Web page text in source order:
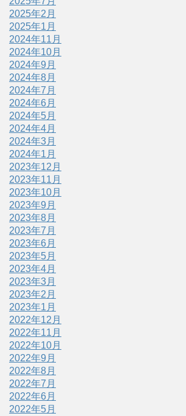
2025年2月
2025年1月
2024年11月
2024年10月
2024年9月
2024年8月
2024年7月
2024年6月
2024年5月
2024年4月
2024年3月
2024年1月
2023年12月
2023年11月
2023年10月
2023年9月
2023年8月
2023年7月
2023年6月
2023年5月
2023年4月
2023年3月
2023年2月
2023年1月
2022年12月
2022年11月
2022年10月
2022年9月
2022年8月
2022年7月
2022年6月
2022年5月